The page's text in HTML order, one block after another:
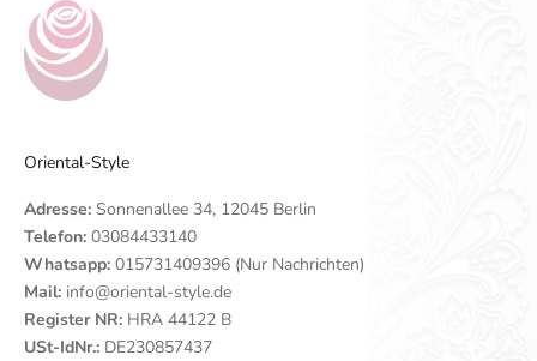
Oriental-Style
Adresse: Sonnenallee 34, 12045 Berlin
Telefon: 03084433140
Whatsapp: 015731409396 (Nur Nachrichten)
Mail: info@oriental-style.de
Register NR: HRA 44122 B
USt-IdNr.: DE230857437